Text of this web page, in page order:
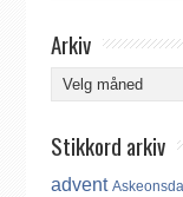
Arkiv
Arkiv
Stikkord arkiv
advent